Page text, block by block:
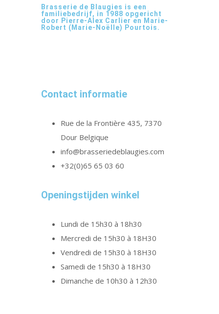
Brasserie de Blaugies is een
familiebedrijf, in 1988 opgericht
door Pierre-Alex Carlier en Marie-
Robert (Marie-Noëlle) Pourtois.
Contact informatie
Rue de la Frontière 435, 7370
Dour Belgique
info@brasseriedeblaugies.com
+32(0)65 65 03 60
Openingstijden winkel
Lundi de 15h30 à 18h30
Mercredi de 15h30 à 18H30
Vendredi de 15h30 à 18H30
Samedi de 15h30 à 18H30
Dimanche de 10h30 à 12h30